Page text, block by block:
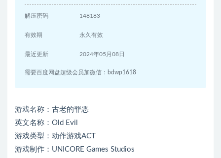
解压密码 148183
有效期 永久有效
最近更新 2024年05月08日
需要百度网盘超级会员加微信：bdwp1618
游戏名称：古老的罪恶
英文名称：Old Evil
游戏类型：动作游戏ACT
游戏制作：UNICORE Games Studios